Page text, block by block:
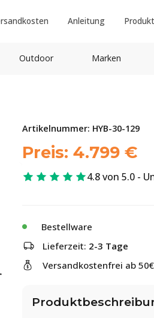
Anleitung
Outdoor Marken
Artikelnummer: HYB-30-129
Preis: 4.799 €
4.8 von 5.0 -
Bestellware
Lieferzeit: 2-3 Tage
Versandkostenfrei ab 50€